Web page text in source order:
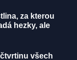
za kterou
hezky, ale
všech